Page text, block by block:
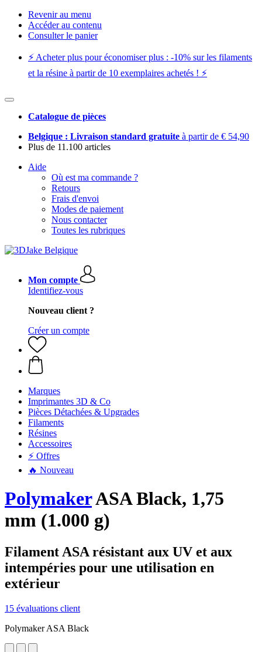
Revenir au menu
Accéder au contenu
Consulter le panier
⚡️ Acheter plus pour économiser plus : -10% sur les filaments
et la résine à partir de 10 exemplaires achetés ! ⚡️
Catalogue de pièces
Belgique : Livraison standard gratuite à partir de € 54,90
Plus de 11.100 articles
Aide
Où est ma commande ?
Retours
Frais d'envoi
Modes de paiement
Nous contacter
Toutes les rubriques
Mon compte
Identifiez-vous
Nouveau client ?
Créer un compte
Marques
Imprimantes 3D & Co
Pièces Détachées & Upgrades
Filaments
Résines
Accessoires
⚡ Offres
🔥 Nouveau
PolymakerASA Black, 1,75
mm (1.000 g)
Filament ASA résistant aux UV et aux
intempéries pour une utilisation en
extérieur
15 évaluations client
Polymaker ASA Black